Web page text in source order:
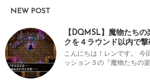
NEW POST
【DQMSL】魔物たち
クを４ラウンド以内で撃
こんにちは！レンです。 今
ッション３の『魔物たちの